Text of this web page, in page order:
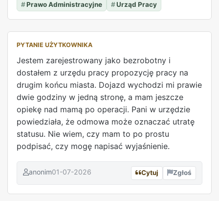
#Prawo Administracyjne #Urząd Pracy
PYTANIE UŻYTKOWNIKA
Jestem zarejestrowany jako bezrobotny i
dostałem z urzędu pracy propozycję pracy na
drugim końcu miasta. Dojazd wychodzi mi prawie
dwie godziny w jedną stronę, a mam jeszcze
opiekę nad mamą po operacji. Pani w urzędzie
powiedziała, że odmowa może oznaczać utratę
statusu. Nie wiem, czy mam to po prostu
podpisać, czy mogę napisać wyjaśnienie.
anonim01-07-2026 Cytuj Zgłoś